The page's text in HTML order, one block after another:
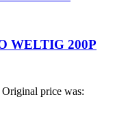
WELTIG 200P
Original price was: